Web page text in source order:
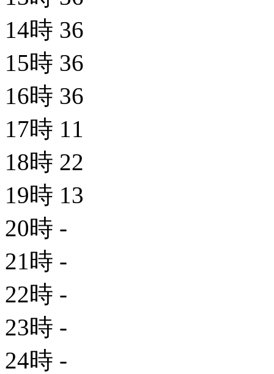
14時 36
15時 36
16時 36
17時 11
18時 22
19時 13
20時 -
21時 -
22時 -
23時 -
24時 -